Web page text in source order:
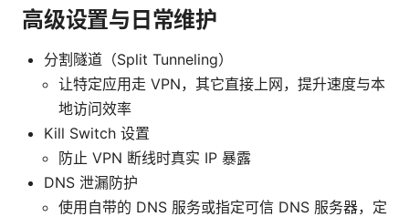
高级设置与日常维护
分割隧道（Split Tunneling）
让特定应用走 VPN，其它直接上网，提升速度与本
地访问效率
Kill Switch 设置
防止 VPN 断线时真实 IP 暴露
DNS 泄漏防护
使用自带的 DNS 服务或指定可信 DNS 服务器，定